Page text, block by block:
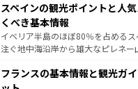
ろん、トスカーナの美しい田園風
景など、自然景観も見逃せない。観
ピザやパスタなど、絶品のイタリ
できる。朝目覚めてから夜眠るまで
なお、新着のイタリア情報はコンテ
しい。
スペインの観光ポイントと人
くべき基本情報
イベリア半島のほぼ80％を占める
注ぐ地中海沿岸から雄大なピレネー
文化が根付くこの国では、情熱的な
れる闘牛、そして美味しいタパスが
フランスの基本情報と観光ガ